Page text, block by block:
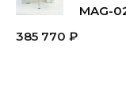
MAG-
385 770 ₽